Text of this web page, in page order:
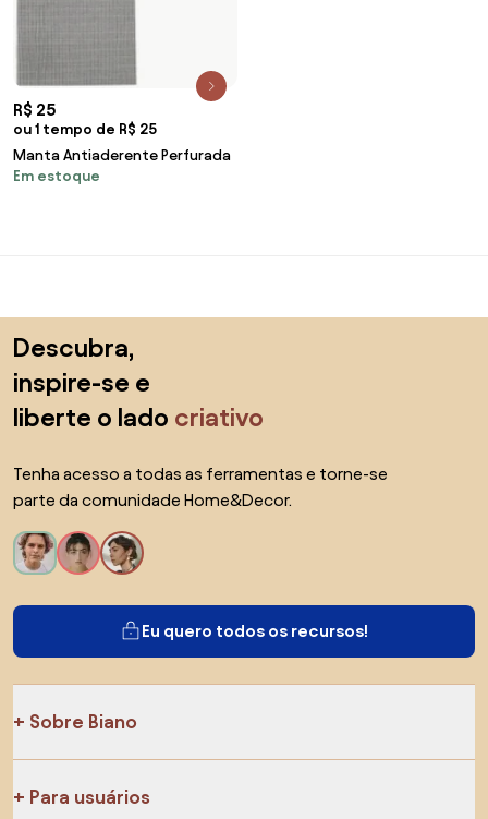
R$ 25
ou 1 tempo de R$ 25
Manta Antiaderente Perfurada
Em estoque
Descubra,
inspire-se e
liberte o lado criativo
Tenha acesso a todas as ferramentas e torne-se
parte da comunidade Home&Decor.
Eu quero todos os recursos!
Sobre Biano
Para usuários